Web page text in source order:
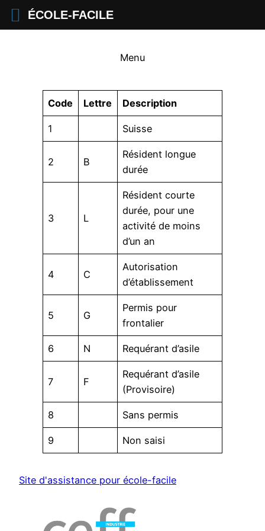
Menu
Code Lettre Description
1 Suisse
2 B
Résident longue
durée
3 L
Résident courte
durée, pour une
activité de moins
d’un an
4 C
Autorisation
d’établissement
5 G
Permis pour
frontalier
6 N Requérant d’asile
7 F
Requérant d’asile
(Provisoire)
8 Sans permis
9 Non saisi
Site d'assistance pour école-facile
ÉCOLE-FACILE